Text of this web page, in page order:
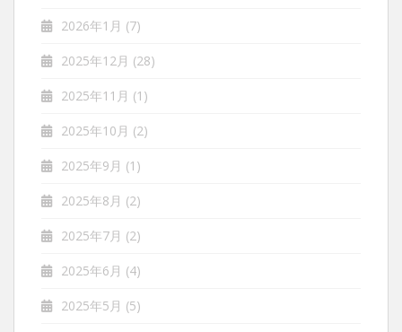
2026年1月 (7)
2025年12月 (28)
2025年11月 (1)
2025年10月 (2)
2025年9月 (1)
2025年8月 (2)
2025年7月 (2)
2025年6月 (4)
2025年5月 (5)